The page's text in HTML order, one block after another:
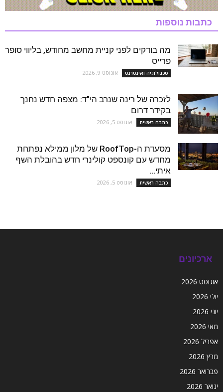
כתבות נוספות
מה בודקים לפני קניית מחשב מחודש, בליווי סופר
פרייס
טכנולוגיה ואינטרנט אוגוסט 9, 2026
לזכרה של רינה שנרב הי"ד: מצפה חדש נחנך
בקידר דרום
כתבה ראשית אוגוסט 5, 2026
מסעדת ה-RoofTop של מלון ממילא נפתחת
מחדש עם קונספט קולינרי חדש בהובלת השף
איתי...
כתבה ראשית אוגוסט 5, 2026
ארכיונים
אוגוסט 2026
יולי 2026
יוני 2026
מאי 2026
אפריל 2026
מרץ 2026
פברואר 2026
ינואר 2026